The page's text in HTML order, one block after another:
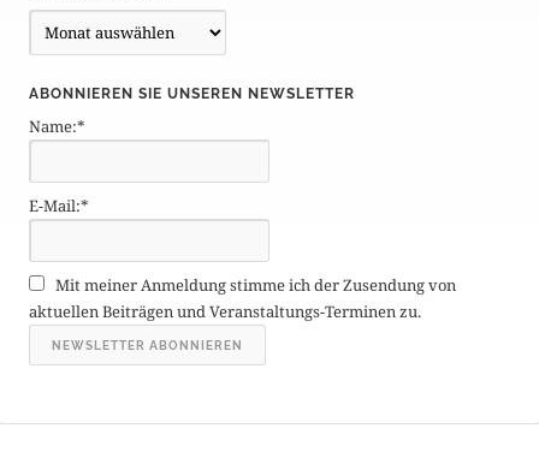
e
t
r
g
e
r
c
h
v
ABONNIEREN SIE UNSEREN NEWSLETTER
Name:*
E-Mail:*
Mit meiner Anmeldung stimme ich der Zusendung von
aktuellen Beiträgen und Veranstaltungs-Terminen zu.